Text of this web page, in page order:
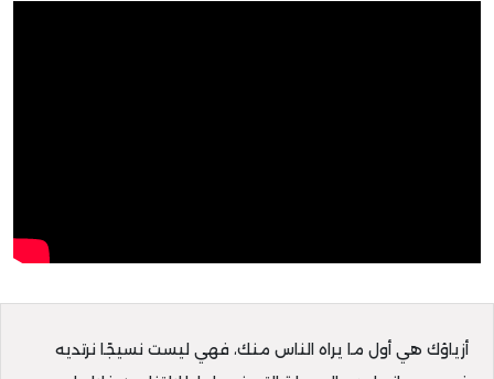
أزياؤك هي أول ما يراه الناس منك، فهي ليست نسيجًا نرتديه